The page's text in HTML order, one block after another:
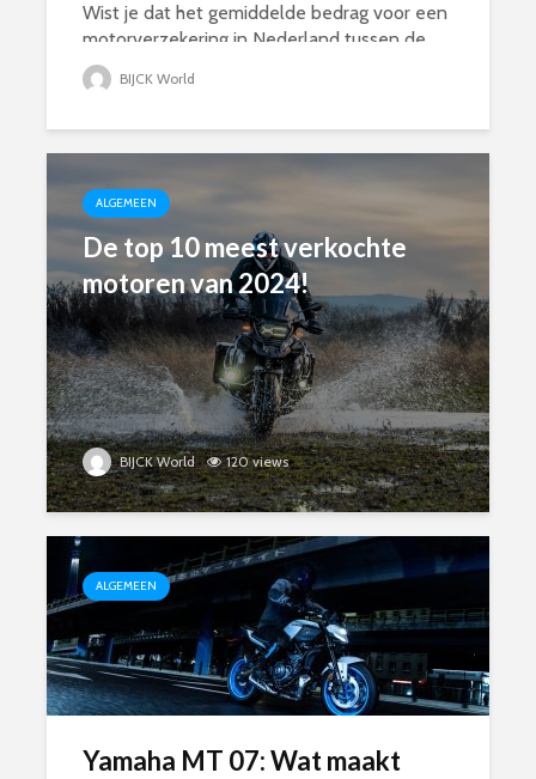
Wist je dat het gemiddelde bedrag voor een
motorverzekering in Nederland tussen de
€10 en €100 per maand ligt? Als
motorbezitter dien je jezelf en anderen
BIJCK World
ALGEMEEN
De top 10 meest verkochte
motoren van 2024!
BIJCK World 120 views
ALGEMEEN
Yamaha MT 07: Wat maakt